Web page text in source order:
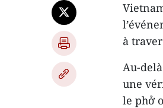
à
Au-
une
le phở